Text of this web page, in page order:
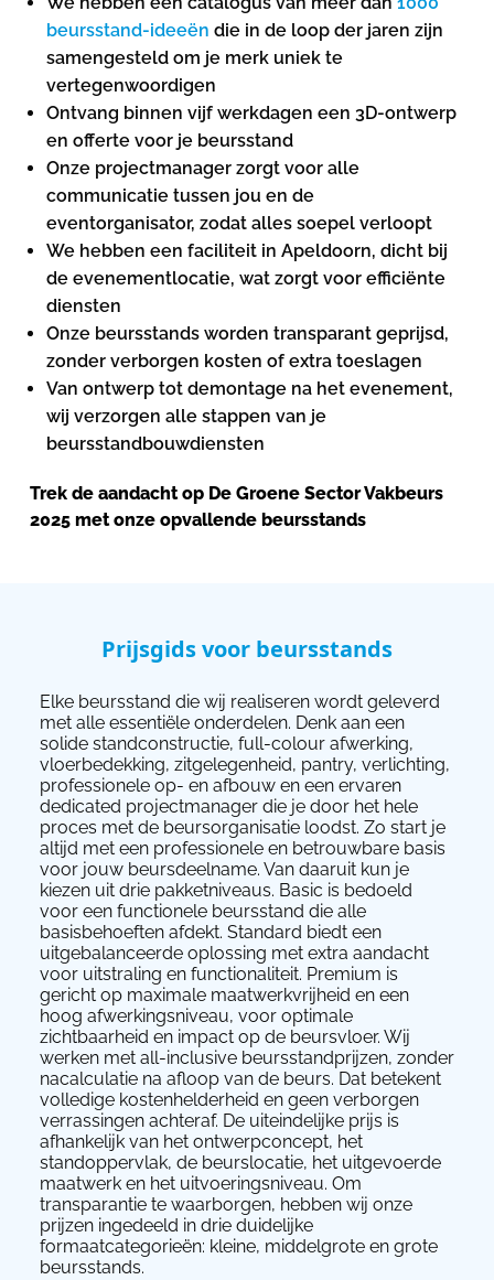
beursstand-ideeën die in de loop der jaren zijn
samengesteld om je merk uniek te
vertegenwoordigen
Ontvang binnen vijf werkdagen een 3D-ontwerp
en offerte voor je beursstand
Onze projectmanager zorgt voor alle
communicatie tussen jou en de
eventorganisator, zodat alles soepel verloopt
We hebben een faciliteit in Apeldoorn, dicht bij
de evenementlocatie, wat zorgt voor efficiënte
diensten
Onze beursstands worden transparant geprijsd,
zonder verborgen kosten of extra toeslagen
Van ontwerp tot demontage na het evenement,
wij verzorgen alle stappen van je
beursstandbouwdiensten
Trek de aandacht op De Groene Sector Vakbeurs
2025 met onze opvallende beursstands
Prijsgids voor beursstands
Elke beursstand die wij realiseren wordt geleverd
met alle essentiële onderdelen. Denk aan een
solide standconstructie, full-colour afwerking,
vloerbedekking, zitgelegenheid, pantry, verlichting,
professionele op- en afbouw en een ervaren
dedicated projectmanager die je door het hele
proces met de beursorganisatie loodst. Zo start je
altijd met een professionele en betrouwbare basis
voor jouw beursdeelname. Van daaruit kun je
kiezen uit drie pakketniveaus. Basic is bedoeld
voor een functionele beursstand die alle
basisbehoeften afdekt. Standard biedt een
uitgebalanceerde oplossing met extra aandacht
voor uitstraling en functionaliteit. Premium is
gericht op maximale maatwerkvrijheid en een
hoog afwerkingsniveau, voor optimale
zichtbaarheid en impact op de beursvloer. Wij
werken met all-inclusive beursstandprijzen, zonder
nacalculatie na afloop van de beurs. Dat betekent
volledige kostenhelderheid en geen verborgen
verrassingen achteraf. De uiteindelijke prijs is
afhankelijk van het ontwerpconcept, het
standoppervlak, de beurslocatie, het uitgevoerde
maatwerk en het uitvoeringsniveau. Om
transparantie te waarborgen, hebben wij onze
prijzen ingedeeld in drie duidelijke
formaatcategorieën: kleine, middelgrote en grote
beursstands.